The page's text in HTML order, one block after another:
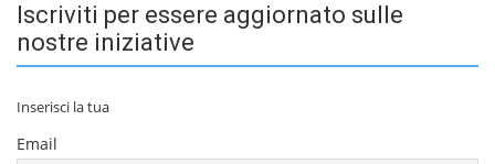
Iscriviti per essere aggiornato sulle
nostre iniziative
Inserisci la tua
Email